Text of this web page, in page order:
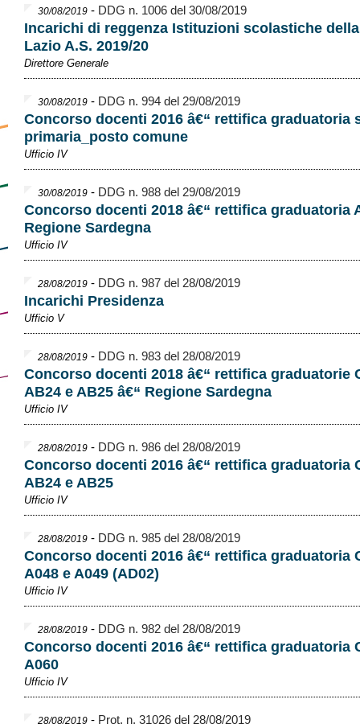
30/08/2019 - DDG n. 1006 del 30/08/2019
Incarichi di reggenza Istituzioni scolastiche
Lazio A.S. 2019/20
Direttore Generale
30/08/2019 - DDG n. 994 del 29/08/2019
Concorso docenti 2016 â€“ rettifica graduatoria
primaria_posto comune
Ufficio IV
30/08/2019 - DDG n. 988 del 29/08/2019
Concorso docenti 2018 â€“ rettifica graduatoria
Regione Sardegna
Ufficio IV
28/08/2019 - DDG n. 987 del 28/08/2019
Incarichi Presidenza
Ufficio V
28/08/2019 - DDG n. 983 del 28/08/2019
Concorso docenti 2018 â€“ rettifica graduatorie
AB24 e AB25 â€“ Regione Sardegna
Ufficio IV
28/08/2019 - DDG n. 986 del 28/08/2019
Concorso docenti 2016 â€“ rettifica graduatoria
AB24 e AB25
Ufficio IV
28/08/2019 - DDG n. 985 del 28/08/2019
Concorso docenti 2016 â€“ rettifica graduatoria
A048 e A049 (AD02)
Ufficio IV
28/08/2019 - DDG n. 982 del 28/08/2019
Concorso docenti 2016 â€“ rettifica graduatoria
A060
Ufficio IV
28/08/2019 - Prot. n. 31026 del 28/08/2019